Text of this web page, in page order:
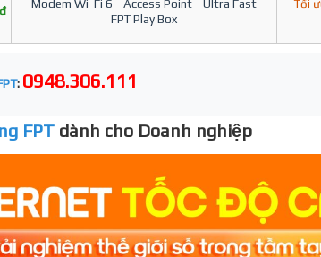
- Modem Wi-Fi 6 - Access Point - Ultra Fast -
FPT Play Box
Tối
: 0948.306.111
FPT dành cho Doanh nghiệp